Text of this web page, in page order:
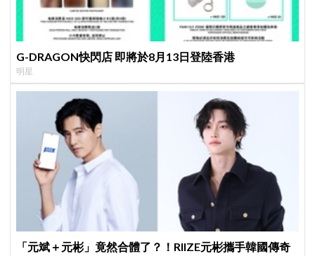
G-DRAGON快閃店 即將於8月13日登陸香港
明星
「元斌＋元彬」竟然合體了？！RIIZE元彬攜手韓國傳奇